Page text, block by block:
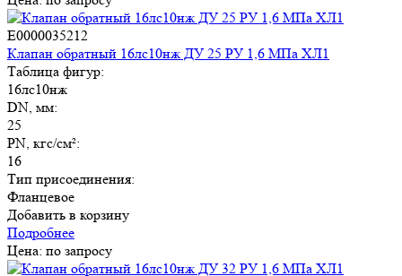
E0000035212
Клапан обратный 16лс10нж ДУ 25 РУ 1,6 МПа ХЛ1
Таблица фигур:
16лс10нж
DN, мм:
25
PN, кгс/см²:
16
Тип присоединения:
Фланцевое
Добавить в корзину
Подробнее
Цена: по запросу